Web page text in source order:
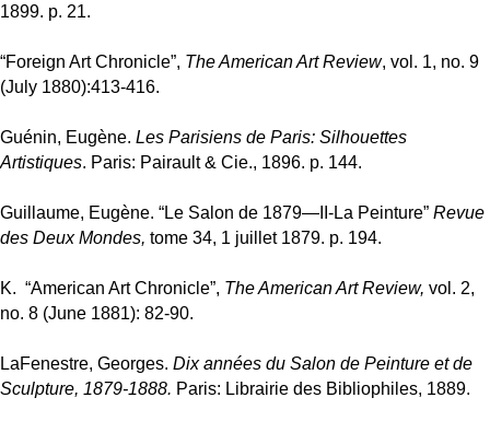
1899. p. 21.
“Foreign Art Chronicle”, The American Art Review, vol. 1, no. 9
(July 1880):413-416.
Guénin, Eugène. Les Parisiens de Paris: Silhouettes
Artistiques. Paris: Pairault & Cie., 1896. p. 144.
Guillaume, Eugène. “Le Salon de 1879—II-La Peinture” Revue
des Deux Mondes, tome 34, 1 juillet 1879. p. 194.
K. “American Art Chronicle”, The American Art Review, vol. 2,
no. 8 (June 1881): 82-90.
LaFenestre, Georges. Dix années du Salon de Peinture et de
Sculpture, 1879-1888. Paris: Librairie des Bibliophiles, 1889.